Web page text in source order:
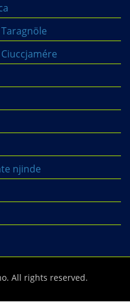
Taragnöle
Ciuccjamére
njinde
All rights reserved.